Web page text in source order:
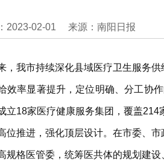
2023-02-01 来源：南阳日报
，我市持续深化县域医疗卫生服务
效率显著提升，定位明确、分工协
立18家医疗健康服务集团，覆盖214
位推进，强化顶层设计。在市委、
规格医管委，统筹医共体的规划建